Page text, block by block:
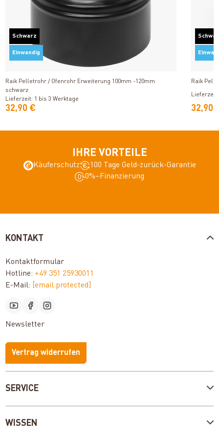
Schwarz
Einwandig
Produkt ansehen
Raik Pelletrohr / Ofenrohr Erweiterung 100mm -120mm
schwarz
Lieferzeit: 1 bis 3 Werktage
32,90 €
Raik
32,90
IHRE VORTEILE
Käuferschutz
100 Tage Geld-zurück-Garantie
0%–Finanzierung
SERVICE
WISSEN
KONTAKT
Kontaktformular
Hotline: +49 351 25930011
E-Mail:
[email protected]
Newsletter
Vertrag widerrufen